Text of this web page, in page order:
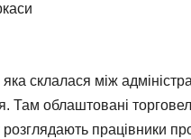
склалася між
облаштовані
працівники